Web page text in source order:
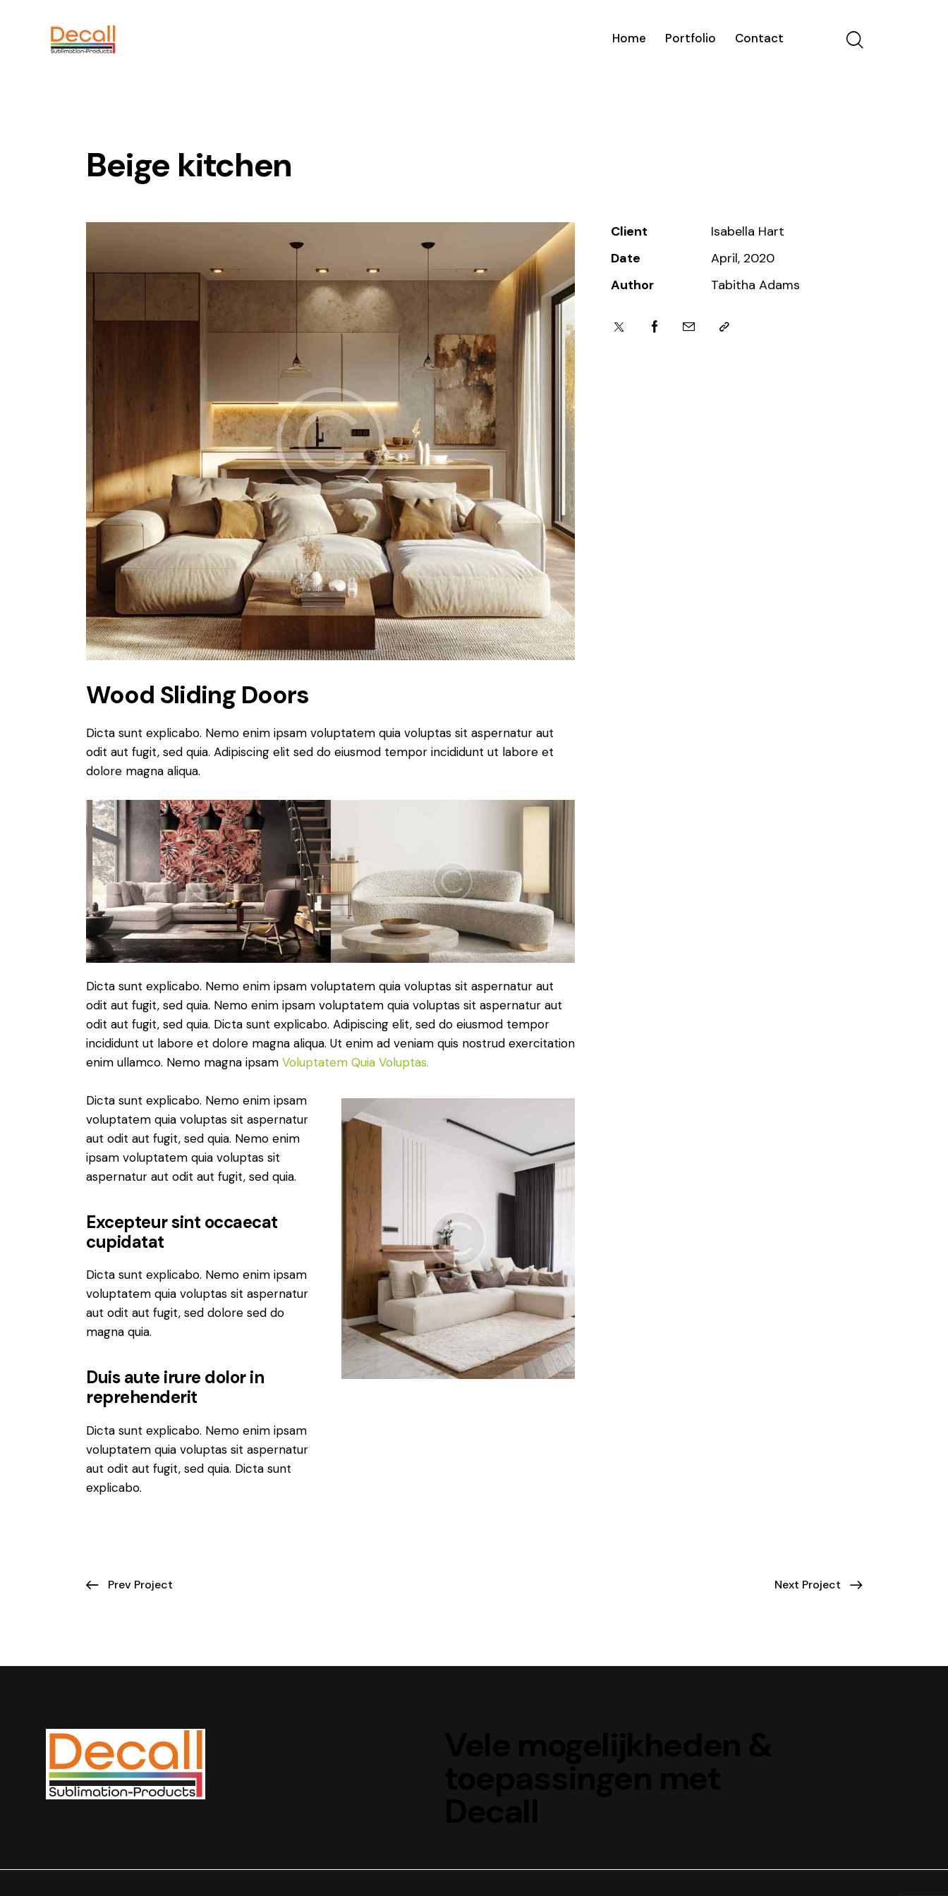
Home Portfolio Contact
Beige kitchen
Wood Sliding Doors
Dicta sunt explicabo. Nemo enim ipsam voluptatem quia voluptas sit aspernatur aut
odit aut fugit, sed quia. Adipiscing elit sed do eiusmod tempor incididunt ut labore et
dolore magna aliqua.
Dicta sunt explicabo. Nemo enim ipsam voluptatem quia voluptas sit aspernatur aut
odit aut fugit, sed quia. Nemo enim ipsam voluptatem quia voluptas sit aspernatur aut
odit aut fugit, sed quia. Dicta sunt explicabo. Adipiscing elit, sed do eiusmod tempor
incididunt ut labore et dolore magna aliqua. Ut enim ad veniam quis nostrud exercitation
enim ullamco. Nemo magna ipsam Voluptatem Quia Voluptas.
Dicta sunt explicabo. Nemo enim ipsam
voluptatem quia voluptas sit aspernatur
aut odit aut fugit, sed quia. Nemo enim
ipsam voluptatem quia voluptas sit
aspernatur aut odit aut fugit, sed quia.
Excepteur sint occaecat
cupidatat
Dicta sunt explicabo. Nemo enim ipsam
voluptatem quia voluptas sit aspernatur
aut odit aut fugit, sed dolore sed do
magna quia.
Duis aute irure dolor in
reprehenderit
Dicta sunt explicabo. Nemo enim ipsam
voluptatem quia voluptas sit aspernatur
aut odit aut fugit, sed quia. Dicta sunt
explicabo.
Client
Isabella Hart
Date
April, 2020
Author
Tabitha Adams
Prev Project Next Project